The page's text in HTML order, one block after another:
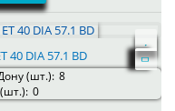
40 DIA 57.1 BD
(шт.): 8
0